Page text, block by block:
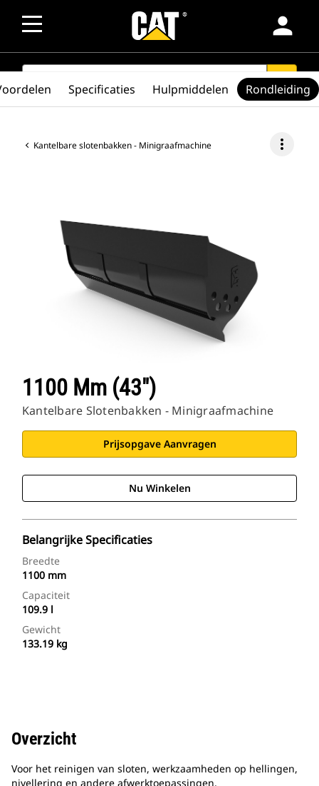
person
SEARCH search
Kantelbare slotenbakken - Minigraafmachine more_vert
1100 Mm (43")
Kantelbare Slotenbakken - Minigraafmachine
Prijsopgave Aanvragen
Nu Winkelen
Belangrijke Specificaties
Breedte
1100 mm
Capaciteit
109.9 l
Gewicht
133.19 kg
Specificaties Hulpmiddelen Rondleiding
Overzicht
Voor het reinigen van sloten, werkzaamheden op hellingen,
nivellering en andere afwerktoepassingen.